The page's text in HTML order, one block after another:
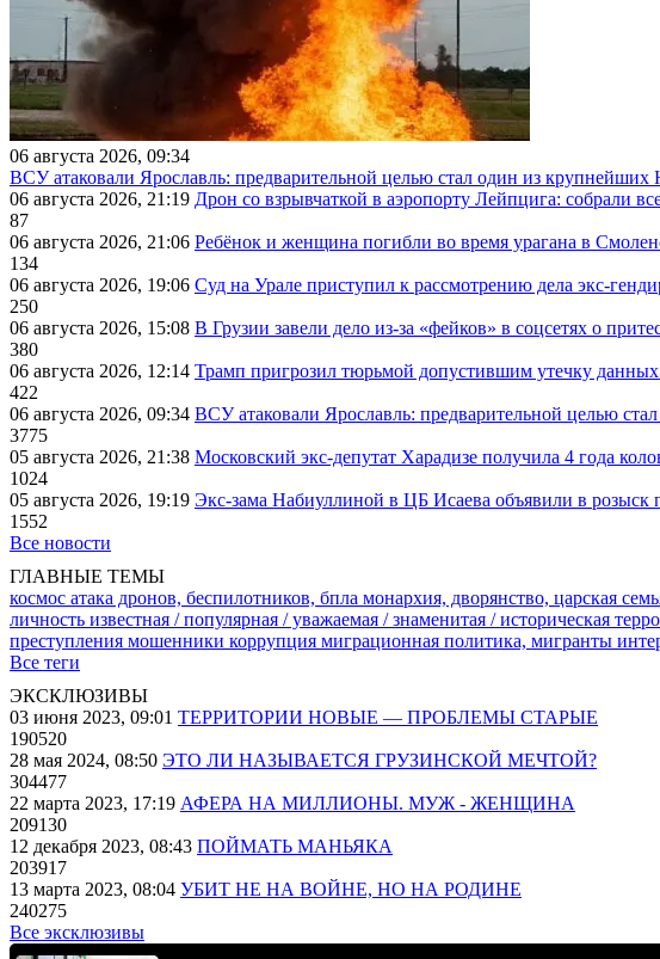
06 августа 2026, 09:34
ВСУ атаковали Ярославль: предварительной целью стал один из
06 августа 2026, 21:19 Дрон со взрывчаткой в аэропорту Лейпцига: собрали
87
06 августа 2026, 21:06 Ребёнок и женщина погибли во время урагана в
134
06 августа 2026, 19:06 Суд на Урале приступил к рассмотрению дела экс-
250
06 августа 2026, 15:08 В Грузии завели дело из-за «фейков» в соцсетях о
380
06 августа 2026, 12:14 Трамп пригрозил тюрьмой допустившим утечку
422
06 августа 2026, 09:34 ВСУ атаковали Ярославль: предварительной целью
3775
05 августа 2026, 21:38 Московский экс-депутат Харадизе получила 4 года
1024
05 августа 2026, 19:19 Экс-зама Набиуллиной в ЦБ Исаева объявили в розыск
1552
Все новости
ГЛАВНЫЕ ТЕМЫ
космос атака дронов, беспилотников, бпла монархия, дворянство, царская
личность известная / популярная / уважаемая / знаменитая / историческая
преступления мошенники коррупция миграционная политика, мигранты
Все теги
ЭКСКЛЮЗИВЫ
03 июня 2023, 09:01 ТЕРРИТОРИИ НОВЫЕ — ПРОБЛЕМЫ СТАРЫЕ
190520
28 мая 2024, 08:50 ЭТО ЛИ НАЗЫВАЕТСЯ ГРУЗИНСКОЙ МЕЧТОЙ?
304477
22 марта 2023, 17:19 АФЕРА НА МИЛЛИОНЫ. МУЖ - ЖЕНЩИНА
209130
12 декабря 2023, 08:43 ПОЙМАТЬ МАНЬЯКА
203917
13 марта 2023, 08:04 УБИТ НЕ НА ВОЙНЕ, НО НА РОДИНЕ
240275
Все эксклюзивы